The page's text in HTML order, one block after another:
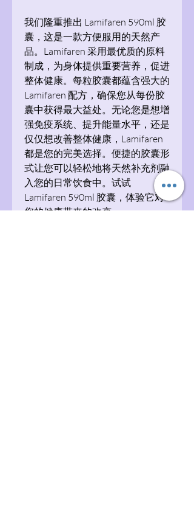
我们隆重推出 Lamifaren 590ml 胶
囊，这是一款方便服用的天然产
品。Lamifaren 采用最优质的原料
制成，为身体提供重要营养，促进
整体健康。每粒胶囊都蕴含强大的
Lamifaren 配方，确保您从每份胶
囊中获得最大益处。无论您是想增
强免疫系统、提升能量水平，还是
仅仅想改善整体健康，Lamifaren
都是您的完美选择。便捷的胶囊形
式让您可以轻松地将天然补充剂融
入您的日常饮食中。试试
Lamifaren 590ml 胶囊，体验它对
您的健康带来的改变。